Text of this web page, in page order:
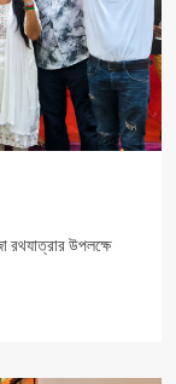
রথযাত্রার উপলক্ষে